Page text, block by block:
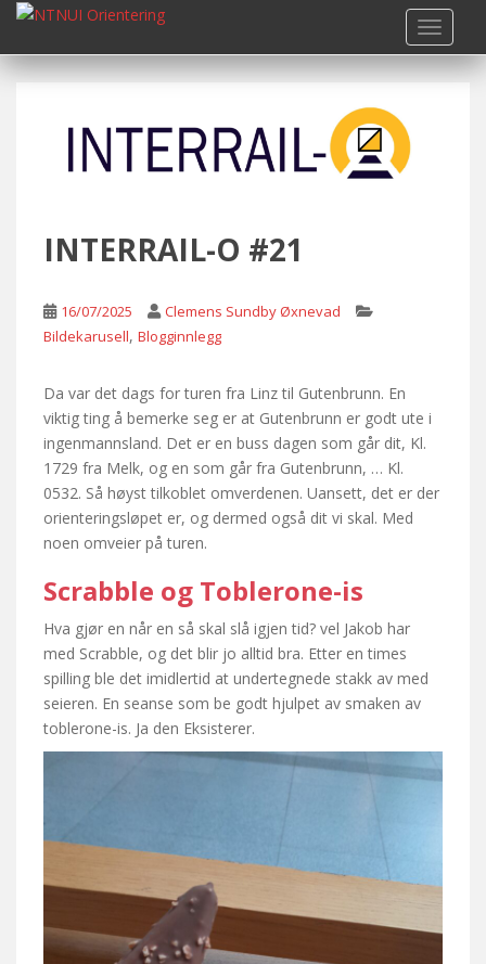
i
INTERRAIL-O #21
16/07/2025
Clemens Sundby Øxnevad
Bildekarusell, Blogginnlegg
Da var det dags for turen fra Linz til Gutenbrunn. En
viktig ting å bemerke seg er at Gutenbrunn er godt ute i
ingenmannsland. Det er en buss dagen som går dit, Kl.
1729 fra Melk, og en som går fra Gutenbrunn, … Kl.
0532. Så høyst tilkoblet omverdenen. Uansett, det er der
orienteringsløpet er, og dermed også dit vi skal. Med
noen omveier på turen.
Scrabble og Toblerone-is
Hva gjør en når en så skal slå igjen tid? vel Jakob har
med Scrabble, og det blir jo alltid bra. Etter en times
spilling ble det imidlertid at undertegnede stakk av med
seieren. En seanse som be godt hjulpet av smaken av
toblerone-is. Ja den Eksisterer.